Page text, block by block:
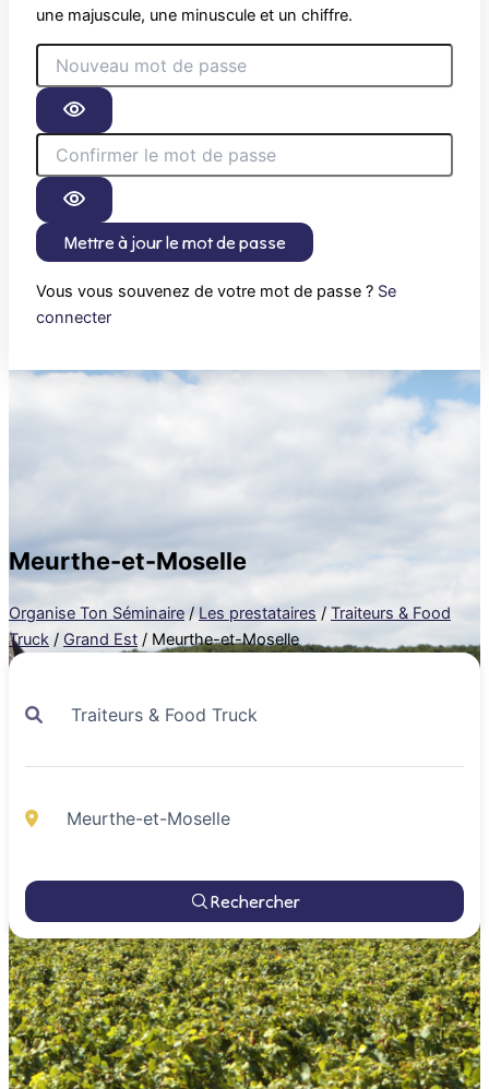
une majuscule, une minuscule et un chiffre.
Mettre à jour le mot de passe
Vous vous souvenez de votre mot de passe ? Se
connecter
Meurthe-et-Moselle
Organise Ton Séminaire / Les prestataires / Traiteurs & Food
Truck / Grand Est / Meurthe-et-Moselle
Rechercher